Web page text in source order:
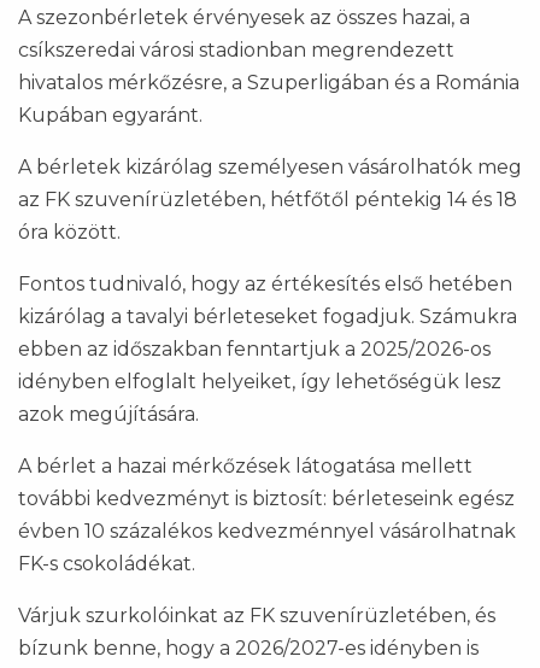
A szezonbérletek érvényesek az összes hazai, a
csíkszeredai városi stadionban megrendezett
hivatalos mérkőzésre, a Szuperligában és a Románia
Kupában egyaránt.
A bérletek kizárólag személyesen vásárolhatók meg
az FK szuvenírüzletében, hétfőtől péntekig 14 és 18
óra között.
Fontos tudnivaló, hogy az értékesítés első hetében
kizárólag a tavalyi bérleteseket fogadjuk. Számukra
ebben az időszakban fenntartjuk a 2025/2026-os
idényben elfoglalt helyeiket, így lehetőségük lesz
azok megújítására.
A bérlet a hazai mérkőzések látogatása mellett
további kedvezményt is biztosít: bérleteseink egész
évben 10 százalékos kedvezménnyel vásárolhatnak
FK-s csokoládékat.
Várjuk szurkolóinkat az FK szuvenírüzletében, és
bízunk benne, hogy a 2026/2027-es idényben is